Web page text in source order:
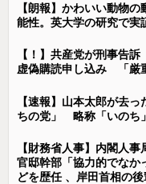
【朗報】かわいい動物
能性。英大学の研究で実
【！】共産党が刑事告
虚偽購読申し込み 「厳
【速報】山本太郎が去
ちの党」 略称「いのち」
【財務省人事】内閣人
官邸幹部「協力的でな
どを歴任 、岸田首相の後